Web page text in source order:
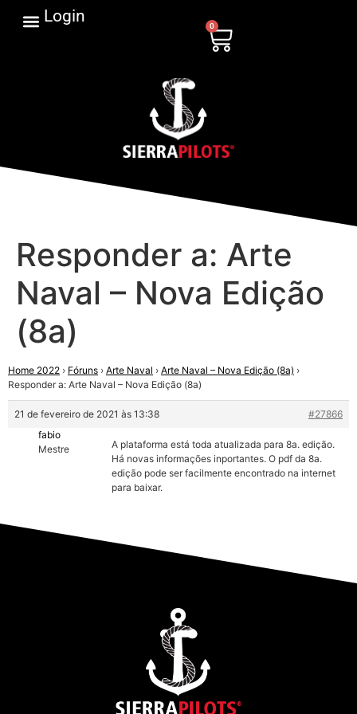
Login
0
Responder a: Arte
Naval – Nova Edição
(8a)
Home 2022 › Fóruns › Arte Naval › Arte Naval – Nova Edição (8a) ›
Responder a: Arte Naval – Nova Edição (8a)
21 de fevereiro de 2021 às 13:38
#27866
fabio
Mestre
A plataforma está toda atualizada para 8a. edição.
Há novas informações inportantes. O pdf da 8a.
edição pode ser facilmente encontrado na internet
para baixar.